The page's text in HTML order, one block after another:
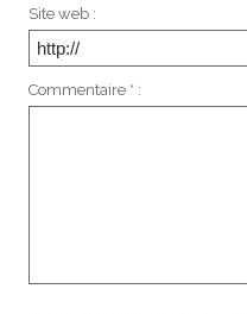
Site web :
Commentaire * :